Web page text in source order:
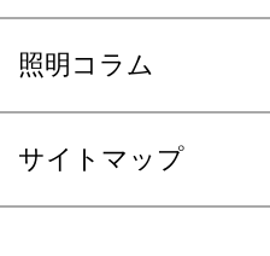
照明コラム
サイトマップ